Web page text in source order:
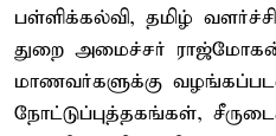
பள்ளிக்கல்வி, தமிழ்
துறை அமைச்சர்
மாணவர்களுக்கு
நோட்டுப்புத்தகங்கள்,